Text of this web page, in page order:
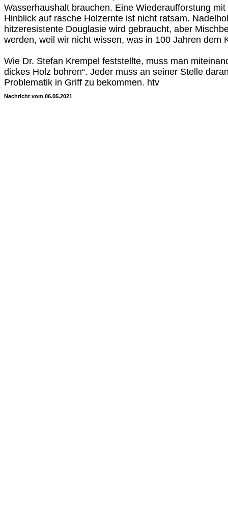
Wasserhaushalt brauchen. Eine Wiederaufforstung
Hinblick auf rasche Holzernte ist nicht ratsam.
hitzeresistente Douglasie wird gebraucht, aber
werden, weil wir nicht wissen, was in 100 Jahren dem
Wie Dr. Stefan Krempel feststellte, muss man
dickes Holz bohren“. Jeder muss an seiner Stelle
Problematik in Griff zu bekommen. htv
Nachricht vom 06.05.2021